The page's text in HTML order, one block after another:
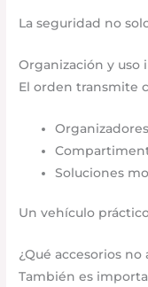
La seguridad no
Organización y
El orden transmite
Soluciones
Un vehículo
¿Qué accesorios no
También es